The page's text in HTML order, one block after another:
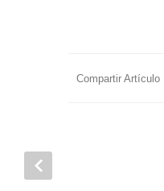
Compartir Artículo